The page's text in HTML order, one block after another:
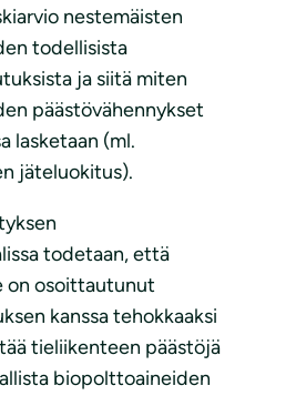
nestemäisten
todellisista
ja siitä miten
päästövähennykset
lasketaan (ml.
jäteluokitus).
todetaan, että
on osoittautunut
kanssa tehokkaaksi
tieliikenteen päästöjä
biopolttoaineiden